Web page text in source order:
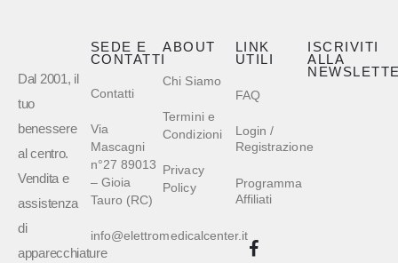
Dal 2001, il
tuo
benessere
al centro.
Vendita e
assistenza
di
apparecchiature
LINK
UTILI
FAQ
Login /
Registrazione
Programma
Affiliati
ABOUT
Chi Siamo
Termini e
Condizioni
Privacy
Policy
SEDE E
CONTATTI
Contatti
Via
Mascagni
n°27 89013
– Gioia
Tauro (RC)
info@elettromedicalcenter.it
ISCRIVITI
ALLA